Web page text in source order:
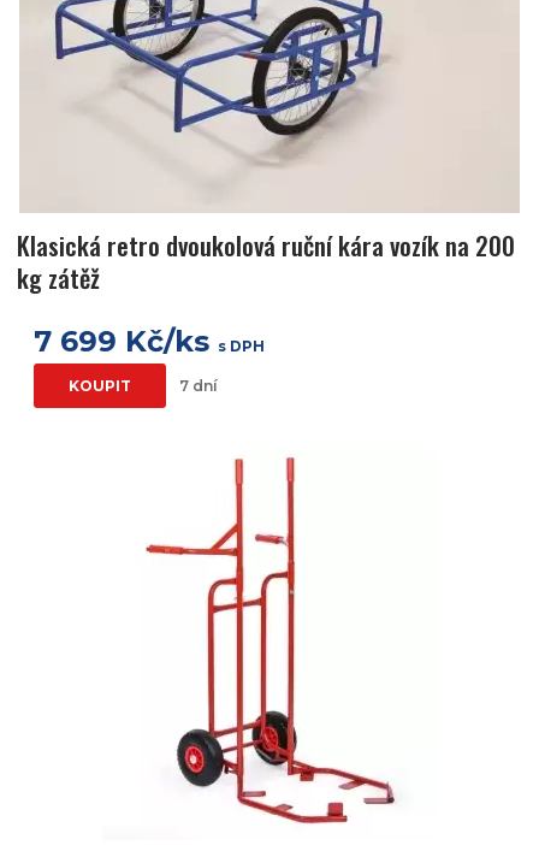
Klasická retro dvoukolová ruční kára vozík na 200
kg zátěž
7 699 Kč/ks s DPH
KOUPIT 7 dní